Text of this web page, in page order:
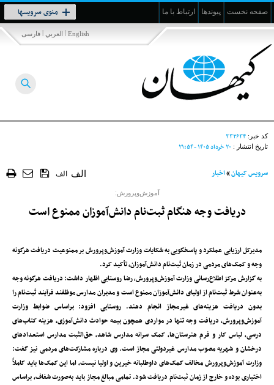
صفحه نخست پیوندها ارتباط با ما منوی سرویسها
Toggle
navigation
فارسی | العربي | English
کد خبر: ۳۳۲۶۳۴
تاریخ انتشار : ۲۰ خرداد ۱۴۰۵ - ۲۱:۵۴
سرویس کیهان»اخبار الف الف
آموزش‌وپرورش:
دریافت وجه هنگام ثبت‌نام دانش‌آموزان ممنوع است
مدیرکل ارزیابی عملکرد و پاسخگویی به شکایات وزارت آموزش‌وپرورش بر ممنوعیت دریافت هرگونه
وجه و کمک‌های مردمی در زمان ثبت‌نام دانش‌آموزان، تأکید کرد.
به گزارش مرکز اطلاع‌رسانی وزارت آموزش‌وپرورش، رضا روستایی اظهار داشت: دریافت هرگونه وجه
به‌عنوان شرط ثبت‌نام از اولیای دانش‌آموزان ممنوع است و مدیران مدارس موظفند فرآیند ثبت‌نام را
بدون دریافت هزینه‌های غیرمجاز انجام دهند. روستایی افزود: براساس ضوابط وزارت
آموزش‌وپرورش، دریافت وجه تنها در مواردی همچون بیمه حوادث دانش‌آموزی، هزینه کتاب‌های
درسی، لباس کار و فرم هنرستان‌ها، کمک سرانه مدارس شاهد، حق‌الثبت مدارس استعدادهای
درخشان و شهریه مصوب مدارس غیردولتی مجاز است. وی درباره مشارکت‌های مردمی نیز گفت:
وزارت آموزش‌وپرورش مخالف کمک‌های داوطلبانه خیرین و اولیا نیست، اما این کمک‌ها باید کاملاً
اختیاری بوده و خارج از زمان ثبت‌نام دریافت شود. تمامی مبالغ مجاز باید به‌صورت شفاف، براساس